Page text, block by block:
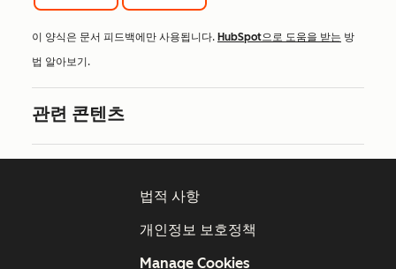
이 양식은 문서 피드백에만 사용됩니다. HubSpot으로 도움을 받는 방
법 알아보기.
관련 콘텐츠
법적 사항
개인정보 보호정책
Manage Cookies